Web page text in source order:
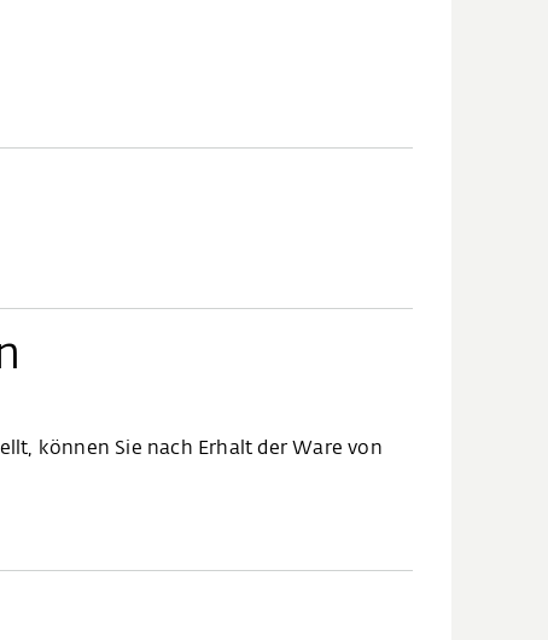
können Sie nach Erhalt der Ware von